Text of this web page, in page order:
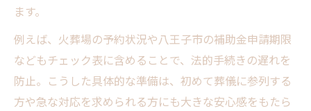
ます。
例えば、火葬場の予約状況や八王子市の補助金申請期限
などもチェック表に含めることで、法的手続きの遅れを
防止。こうした具体的な準備は、初めて葬儀に参列する
方や急な対応を求められる方にも大きな安心感をもたら